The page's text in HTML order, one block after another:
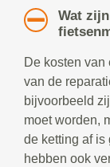
Wat
De kosten van
van de
bijvoorbeeld
moet worden,
de ketting af is
hebben ook